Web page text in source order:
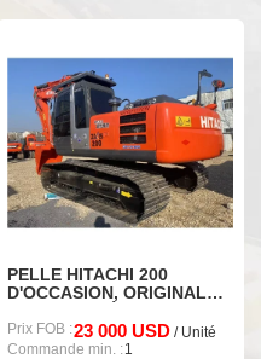
PELLE HITACHI 200
D'OCCASION, ORIGINALE
Prix FOB :23 000 USD / Unité
Commande min. :1